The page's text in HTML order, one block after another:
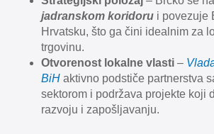
jadranskom koridoru i povezuje
Hrvatsku, što ga čini idealnim za
trgovinu.
Otvorenost lokalne vlasti –
BiH aktivno podstiče partnerstva
sektorom i podržava projekte koji
razvoju i zapošljavanju.